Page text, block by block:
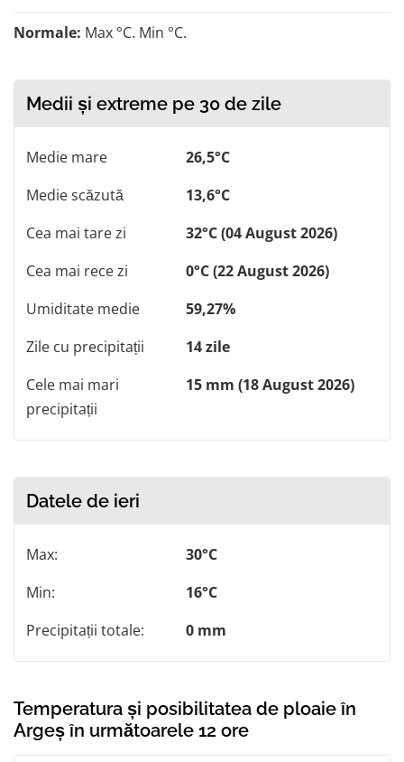
Normale: Max °C. Min °C.
Medii și extreme pe 30 de zile
Medie mare
26,5°C
Medie scăzută
13,6°C
Cea mai tare zi
32°C (04 August 2026)
Cea mai rece zi
0°C (22 August 2026)
Umiditate medie
59,27%
Zile cu precipitații
14 zile
Cele mai mari
precipitații
15 mm (18 August 2026)
Datele de ieri
Max:
30°C
Min:
16°C
Precipitații totale:
0 mm
Temperatura și posibilitatea de ploaie în
Argeș în următoarele 12 ore